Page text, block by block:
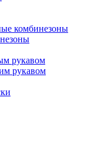
комбинезоны
рукавом
рукавом